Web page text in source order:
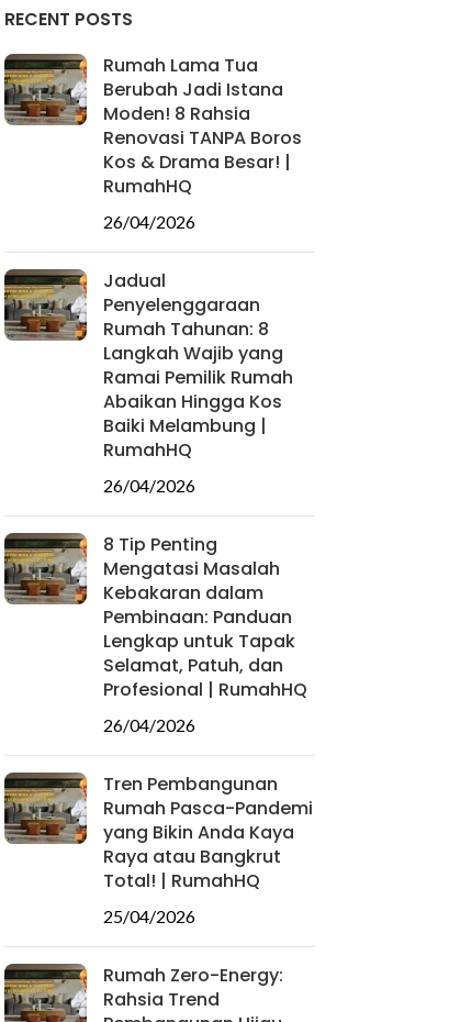
RECENT POSTS
Rumah Lama Tua
Berubah Jadi Istana
Moden! 8 Rahsia
Renovasi TANPA Boros
Kos & Drama Besar! |
RumahHQ
26/04/2026
Jadual
Penyelenggaraan
Rumah Tahunan: 8
Langkah Wajib yang
Ramai Pemilik Rumah
Abaikan Hingga Kos
Baiki Melambung |
RumahHQ
26/04/2026
8 Tip Penting
Mengatasi Masalah
Kebakaran dalam
Pembinaan: Panduan
Lengkap untuk Tapak
Selamat, Patuh, dan
Profesional | RumahHQ
26/04/2026
Tren Pembangunan
Rumah Pasca-Pandemi
yang Bikin Anda Kaya
Raya atau Bangkrut
Total! | RumahHQ
25/04/2026
Rumah Zero-Energy:
Rahsia Trend